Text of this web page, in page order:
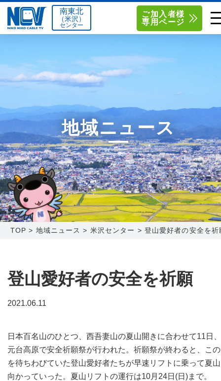
南東北センター（福島）
函館センター 0138-34-2525
新潟センター 025-210-1200
単品料金
お得なセットプラン
料金シミュレーション
サポート
Q&A
センター情報
採用情報
お問い合わせ
お申し込み
〒992-0044
山形県米沢市春日四丁目2-75
0238-24-2525
営業時間 9:00～18:00
南東北センター(福島)
〒960-8252
福島県福島市御山字一本松17-1-
1
0120-173-577
営業時間 9:15～18:00
〒041-0801
北海道函館市桔梗町379-31
0138-34-2525
営業時間 9:00～18:00
〒950-1189
新潟県新潟市西区山田2310-39
025-210-1200
南東北
（米沢）
センター
ご加入者様
専用ページ
地域ニュース
TOP > 地域ニュース > 米沢センター > 登山愛好者の安全を祈
登山愛好者の安全を祈願
2021.06.11
日本百名山のひとつ、西吾妻山の夏山開きに合わせて11日
元台高原で安全祈願祭が行われた。祈願祭が終わると、こ
を待ちわびていた登山愛好者たちが早速リフトに乗って夏
向かっていった。夏山リフトの運行は10月24日(日)まで。